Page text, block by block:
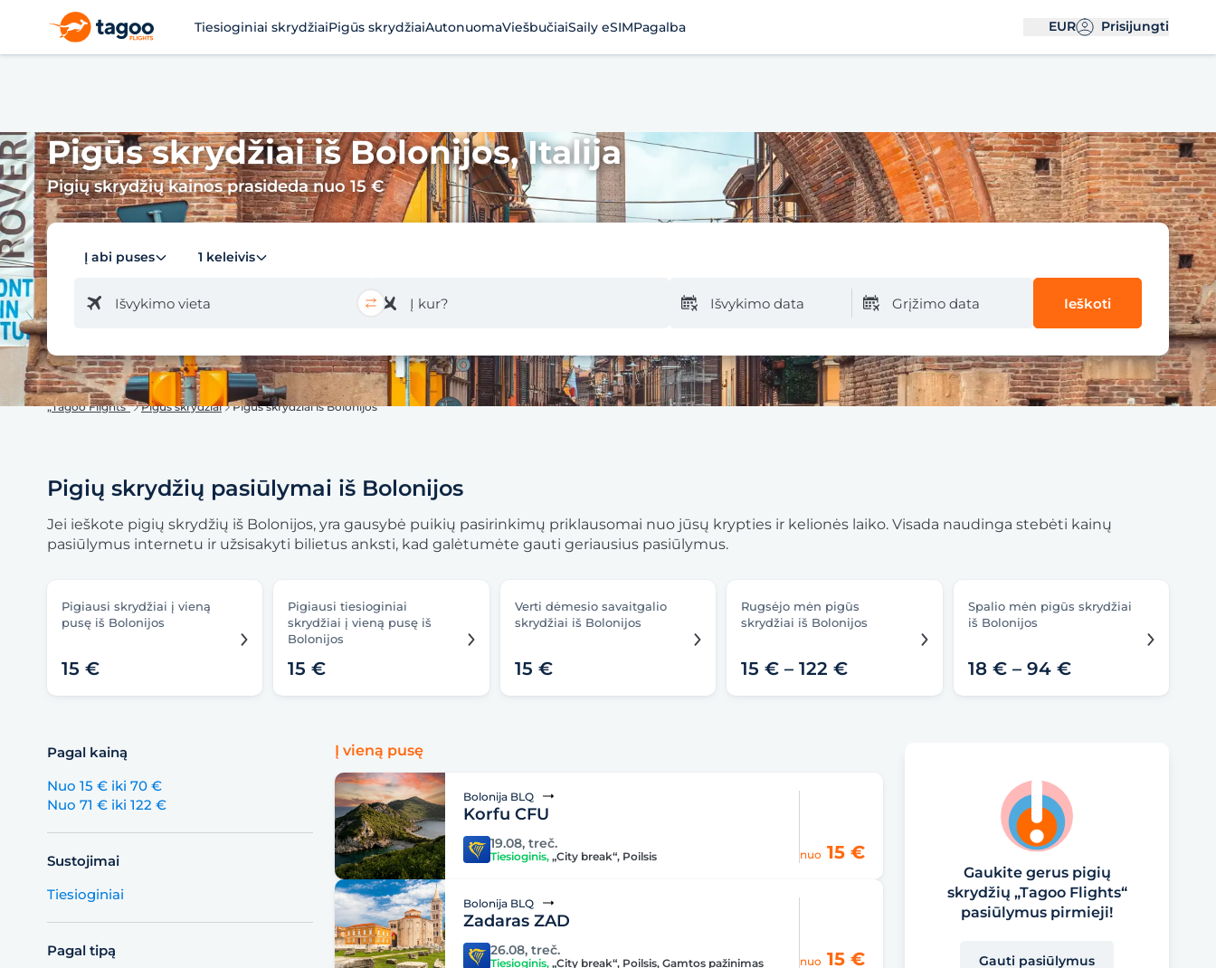
Tiesioginiai skrydžiaiPigūs skrydžiaiAutonuomaViešbučiaiSaily eSIMPagalba EUR Prisijungti
Pigūs skrydžiai iš Bolonijos, Italija
Pigių skrydžių kainos prasideda nuo 15 €
Į abi puses 1 keleivis
Išvykimo vieta Į kur? Išvykimo data Grįžimo data Ieškoti
„Tagoo Flights“ Pigūs skrydžiai Pigūs skrydžiai iš Bolonijos
Pigių skrydžių pasiūlymai iš Bolonijos
Jei ieškote pigių skrydžių iš Bolonijos, yra gausybė puikių pasirinkimų priklausomai nuo jūsų krypties ir kelionės laiko. Visada naudinga stebėti kainų
pasiūlymus internetu ir užsisakyti bilietus anksti, kad galėtumėte gauti geriausius pasiūlymus.
Pigiausi skrydžiai į vieną
pusę iš Bolonijos
15 €
Pigiausi tiesioginiai
skrydžiai į vieną pusę iš
Bolonijos
15 €
Verti dėmesio savaitgalio
skrydžiai iš Bolonijos
15 €
Rugsėjo mėn pigūs
skrydžiai iš Bolonijos
15 € – 122 €
Spalio mėn pigūs skrydžiai
iš Bolonijos
18 € – 94 €
Pagal kainą
Nuo 15 € iki 70 €
Nuo 71 € iki 122 €
Sustojimai
Tiesioginiai
Pagal tipą
Į vieną pusę
Bolonija BLQ
Korfu CFU
19.08, treč.
Tiesioginis, „City break“, Poilsis nuo 15 €
Bolonija BLQ
Zadaras ZAD
26.08, treč.
Tiesioginis, „City break“, Poilsis, Gamtos pažinimas nuo 15 €
Gaukite gerus pigių
skrydžių „Tagoo Flights“
pasiūlymus pirmieji!
Gauti pasiūlymus